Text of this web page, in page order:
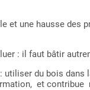
et une hausse des
: il faut bâtir
du bois dans
et contribue